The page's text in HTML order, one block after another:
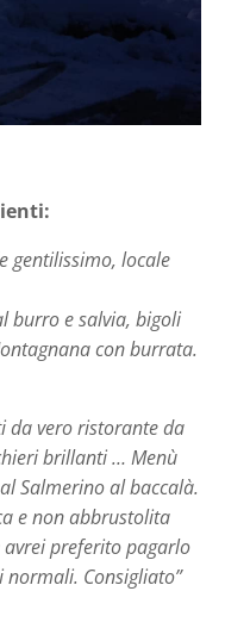
gentilissimo, locale
burro e salvia, bigoli
con burrata.
da vero ristorante da
brillanti … Menù
Salmerino al baccalà.
e non abbrustolita
preferito pagarlo
normali. Consigliato”